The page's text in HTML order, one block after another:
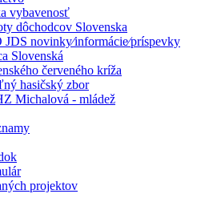
vybavenosť
dôchodcov Slovenska
JDS novinky⁄informácie⁄príspevky
Slovenská
červeného kríža
hasičský zbor
Michalová - mládež
projektov